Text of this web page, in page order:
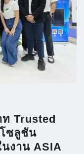
Trusted
ซลูชัน
งาน ASIA